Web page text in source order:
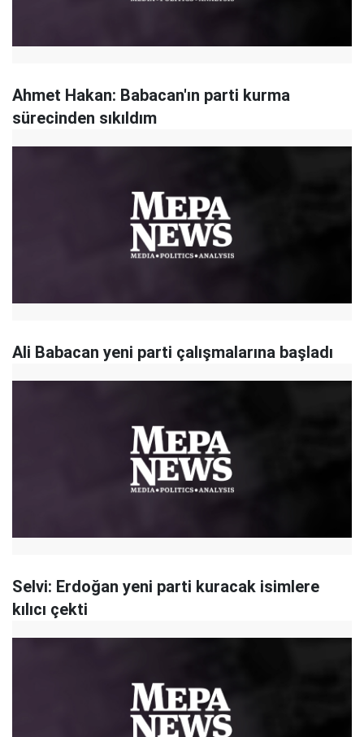
Ahmet Hakan: Babacan'ın parti kurma
sürecinden sıkıldım
Ali Babacan yeni parti çalışmalarına başladı
Selvi: Erdoğan yeni parti kuracak isimlere
kılıcı çekti